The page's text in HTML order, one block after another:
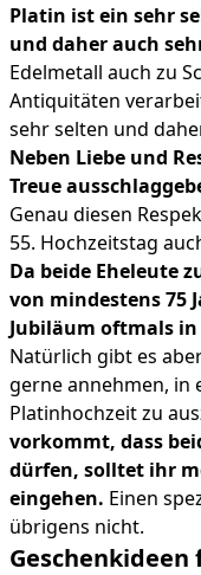
Platin ist ein sehr
und daher auch
Edelmetall auch zu
Antiquitäten
sehr selten und
Neben Liebe und
Treue
Genau diesen
55. Hochzeitstag
Da beide Eheleute
von mindestens 75
Jubiläum oftmals
Natürlich gibt es
gerne annehmen, in
Platinhochzeit zu
vorkommt, dass
dürfen, solltet ihr
eingehen. Einen
übrigens nicht.
Geschenkideen